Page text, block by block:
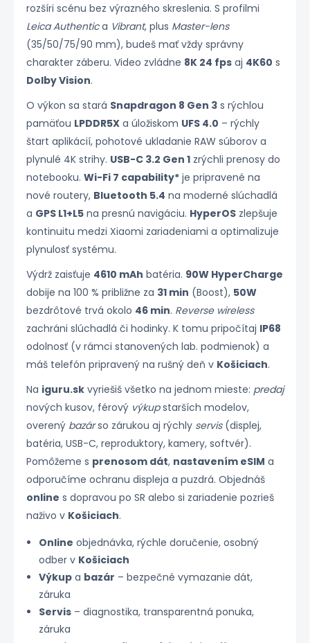
rozšíri scénu bez výrazného skreslenia. S profilmi
Leica Authentica Vibrant, plus Master-lens
(35/50/75/90 mm), budeš mať vždy správny
charakter záberu. Video zvládne 8K 24 fpsaj 4K60 s
Dolby Vision.
O výkon sa stará Snapdragon 8 Gen 3s rýchlou
pamäťou LPDDR5Xa úložiskom UFS 4.0 – rýchly
štart aplikácií, pohotové ukladanie RAW súborov a
plynulé 4K strihy. USB-C 3.2 Gen 1zrýchli prenosy do
notebooku. Wi-Fi 7 capability*je pripravené na
nové routery, Bluetooth 5.4 na moderné slúchadlá
a GPS L1+L5na presnú navigáciu. HyperOSzlepšuje
kontinuitu medzi Xiaomi zariadeniami a optimalizuje
plynulosť systému.
Výdrž zaisťuje 4610 mAh batéria. 90W HyperCharge
dobije na 100 % približne za 31 min (Boost), 50W
bezdrôtové trvá okolo 46 min. Reverse wireless
zachráni slúchadlá či hodinky. K tomu pripočítaj IP68
odolnosť (v rámci stanovených lab. podmienok) a
máš telefón pripravený na rušný deň v Košiciach.
Na iguru.skvyriešiš všetko na jednom mieste: predaj
nových kusov, férový výkupstarších modelov,
overený bazárso zárukou aj rýchly servis(displej,
batéria, USB-C, reproduktory, kamery, softvér).
Pomôžeme s prenosom dát, nastavením eSIM a
odporučíme ochranu displeja a puzdrá. Objednáš
online s dopravou po SR alebo si zariadenie pozrieš
naživo v Košiciach.
Online objednávka, rýchle doručenie, osobný
odber v Košiciach
Výkupa bazár – bezpečné vymazanie dát,
záruka
Servis– diagnostika, transparentná ponuka,
záruka